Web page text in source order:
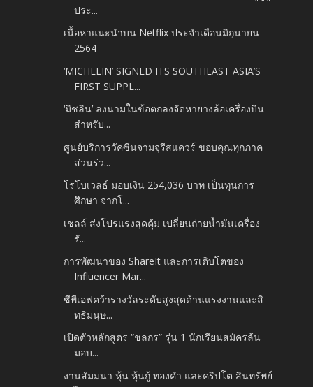
ประ...
เนื้อหาแนะนำบน Netflix ประจำเดือนมิถุนายน
2564
‘MICHELIN’ SIGNED ITS SOUTHEAST ASIA’S
FIRST SUPPL...
‘มิชลิน’ ลงนามในข้อตกลงจัดหายางล้อเครื่องบิน
สำหรับ...
ศูนย์บริการวัคซีนจามจุรีสแควร์ ขอบคุณทุกภาค
ส่วนร่ว...
โรโบเวลธ์ มอบเงิน 254,036 บาท เป็นทุนการ
ศึกษา จากโ...
เชลล์ ส่งโปรแรงสุดคุ้ม เปลี่ยนถ่ายน้ำมันเครื่อง
รั...
การพัฒนาของ ShareIt และการเติบโตของ
Influencer Mar...
ซีพีเอฟคว้ารางวัลระดับสูงสุดด้านแรงงานและสิ
ทธิมนุษ...
เปิดตัวหลักสูตร “ชลกร” รุ่น 1 นักเรียนสมัครล้น
มอบ...
งานสัมมนา หุ้น หุ้นกู้ ทองคำ และคริปโต สินทรัพย์